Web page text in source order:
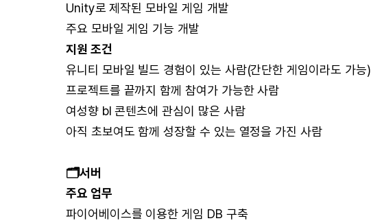
Unity로 제작된 모바일 게임 개발
주요 모바일 게임 기능 개발
지원 조건
유니티 모바일 빌드 경험이 있는 사람(간단한 게임이라도 가능)
프로젝트를 끝까지 함께 참여가 가능한 사람
여성향 bl 콘텐츠에 관심이 많은 사람
아직 초보여도 함께 성장할 수 있는 열정을 가진 사람
🗂️서버
주요 업무
파이어베이스를 이용한 게임 DB 구축